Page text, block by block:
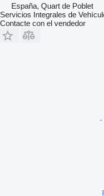
España, Quart de Poblet
Servicios Integrales de
Contacte con el vendedor